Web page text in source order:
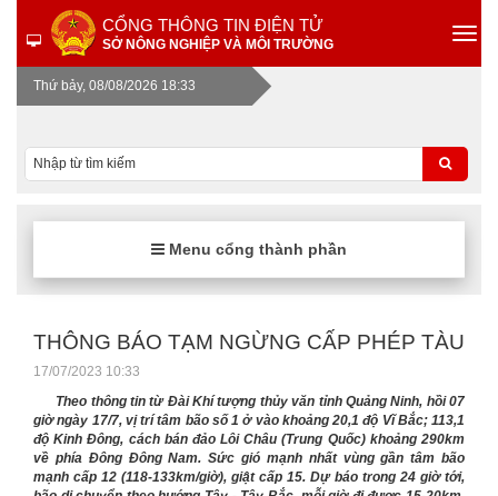
CỔNG THÔNG TIN ĐIỆN TỬ
SỞ NÔNG NGHIỆP VÀ MÔI TRƯỜNG
Thứ bảy, 08/08/2026 18:33
Menu cổng thành phần
THÔNG BÁO TẠM NGỪNG CẤP PHÉP TÀU
17/07/2023 10:33
Theo thông tin từ Đài Khí tượng thủy văn tỉnh Quảng Ninh, hồi 07
giờ ngày 17/7, vị trí tâm bão số 1 ở vào khoảng 20,1 độ Vĩ Bắc; 113,1
độ Kinh Đông, cách bán đảo Lôi Châu (Trung Quốc) khoảng 290km
về phía Đông Đông Nam. Sức gió mạnh nhất vùng gần tâm bão
mạnh cấp 12 (118-133km/giờ), giật cấp 15. Dự báo trong 24 giờ tới,